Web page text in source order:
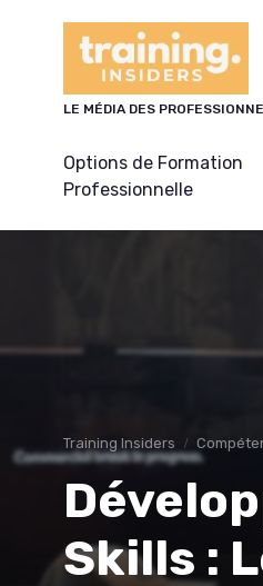
LE MÉDIA DES
Options de Formation
Professionnelle
Training Insiders
Skills :